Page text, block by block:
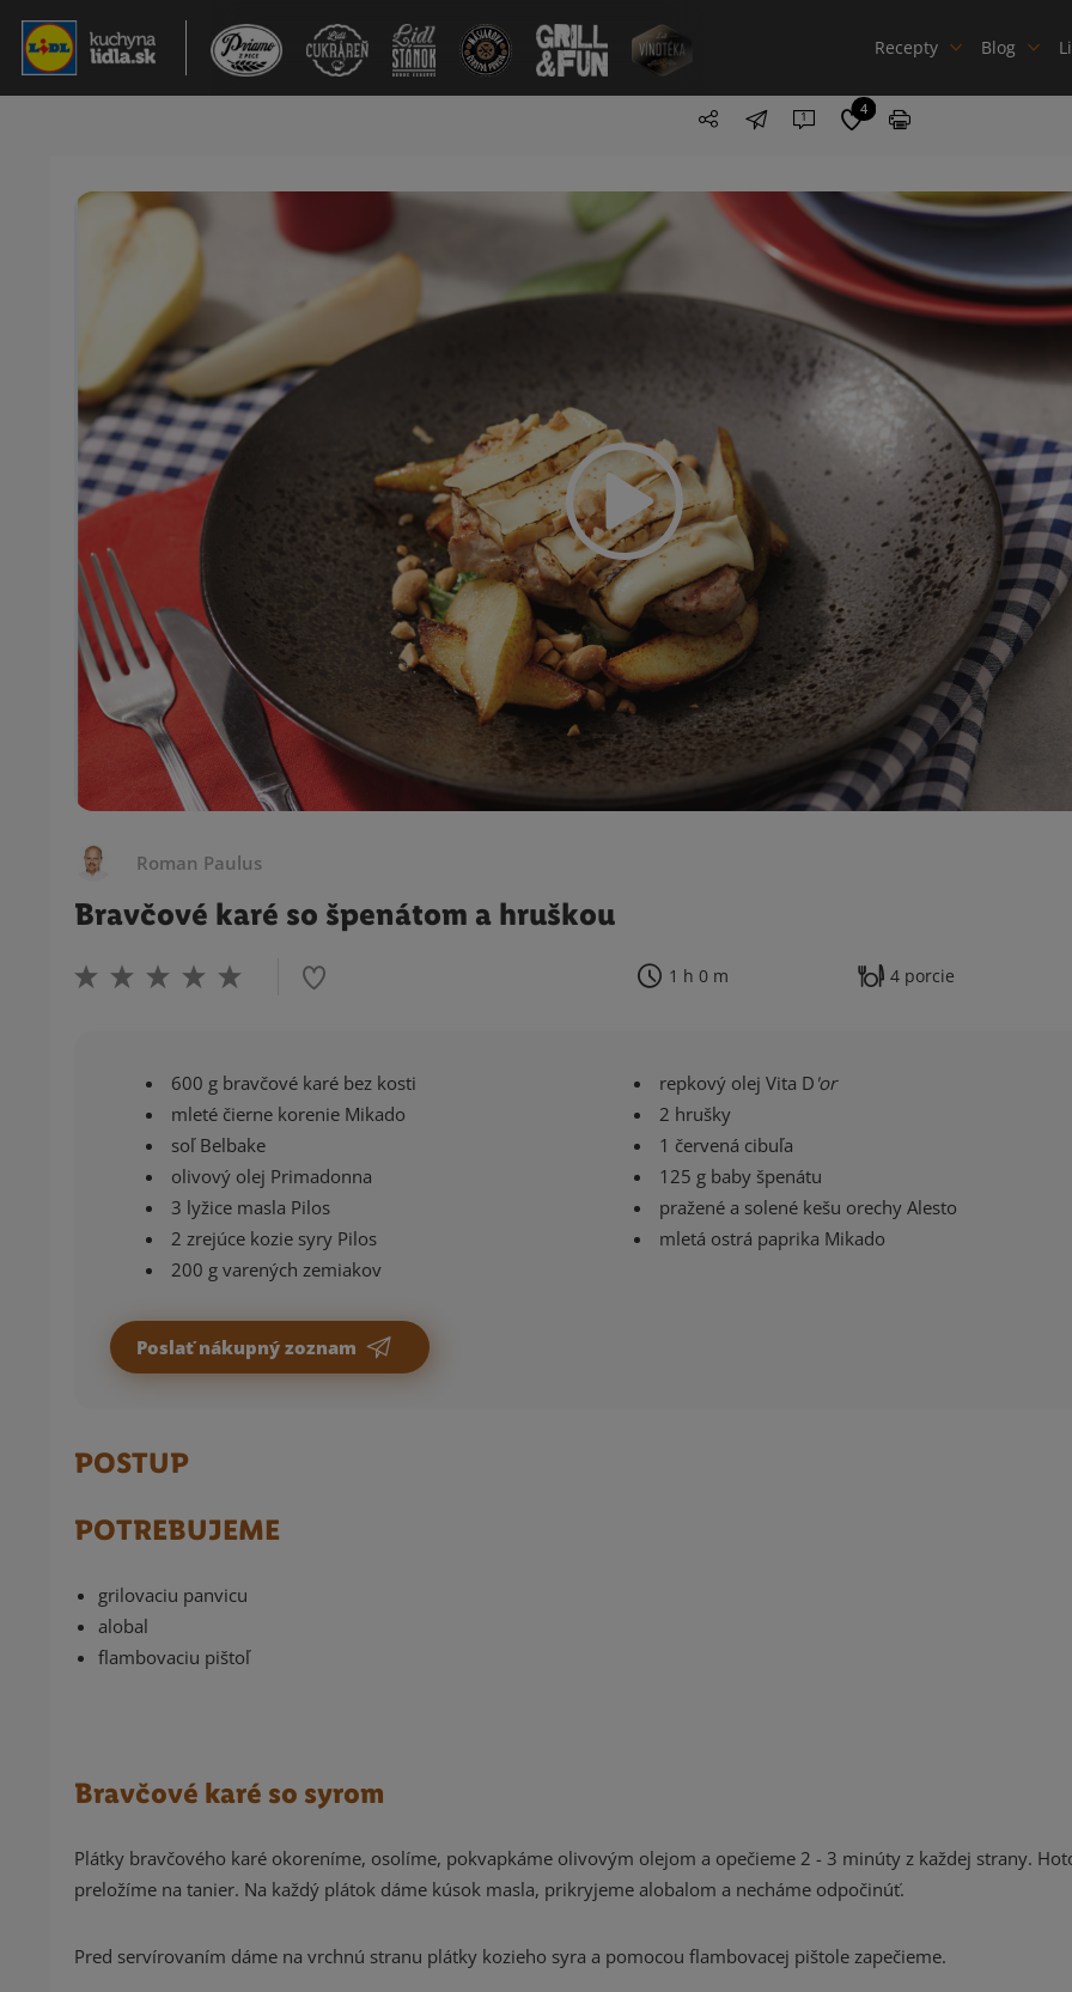
Recepty Blog
1 4
Roman Paulus
Bravčové karé so špenátom a hruškou
1 h 0 m 4 porcie
600 g bravčové karé bez kosti
mleté čierne korenie Mikado
soľ Belbake
olivový olej Primadonna
3 lyžice masla Pilos
2 zrejúce kozie syry Pilos
200 g varených zemiakov
repkový olej Vita D 'or
2 hrušky
1 červená cibuľa
125 g baby špenátu
pražené a solené kešu orechy Alesto
mletá ostrá paprika Mikado
Poslať nákupný zoznam
POSTUP
POTREBUJEME
grilovaciu panvicu
alobal
flambovaciu pištoľ
Bravčové karé so syrom
Plátky bravčového karé okoreníme, osolíme, pokvapkáme olivovým olejom a opečieme 2 - 3 minúty z každej strany.
preložíme na tanier. Na každý plátok dáme kúsok masla, prikryjeme alobalom a necháme odpočinúť.
Pred servírovaním dáme na vrchnú stranu plátky kozieho syra a pomocou flambovacej pištole zapečieme.